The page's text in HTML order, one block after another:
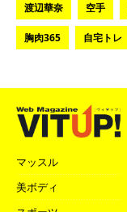
渡辺華奈 空手
胸肉365 自宅トレ
マッスル
美ボディ